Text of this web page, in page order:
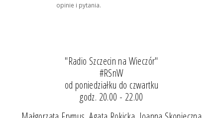
opinie i pytania.
"Radio Szczecin na Wieczór"
#RSnW
od poniedziałku do czwartku
godz. 20.00 - 22.00